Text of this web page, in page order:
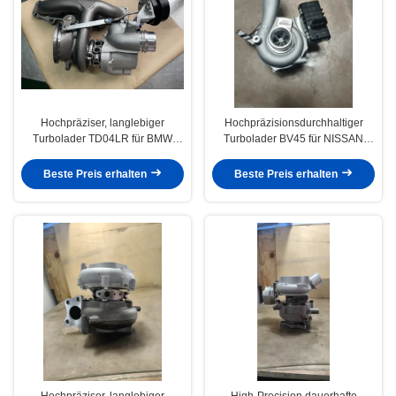
Hochpräziser, langlebiger
Turbolader TD04LR für BMW
N20 2012–2015 49477–02003
Beste Preis erhalten
Hochpräzisionsdurchhaltiger
Turbolader BV45 für NISSAN
53039880338/53039880345/
Beste Preis erhalten